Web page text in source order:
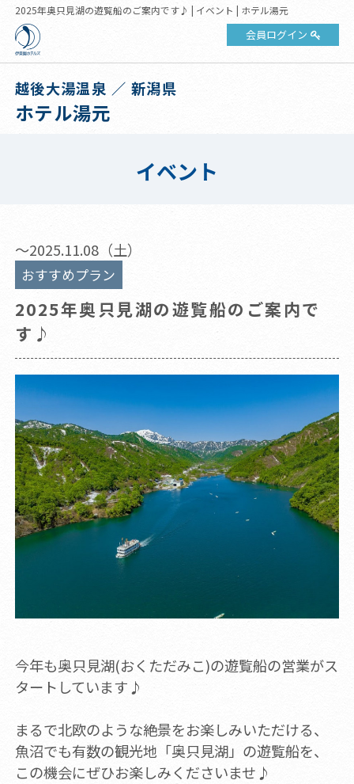
2025年奥只見湖の遊覧船のご案内です♪ | イベント | ホテル湯元
会員ログイン
越後大湯温泉 ／ 新潟県
ホテル湯元
イベント
～2025.11.08（土）
おすすめプラン
2025年奥只見湖の遊覧船のご案内で
す♪
今年も奥只見湖(おくただみこ)の遊覧船の営業がス
タートしています♪
まるで北欧のような絶景をお楽しみいただける、
魚沼でも有数の観光地「奥只見湖」の遊覧船を、
この機会にぜひお楽しみくださいませ♪